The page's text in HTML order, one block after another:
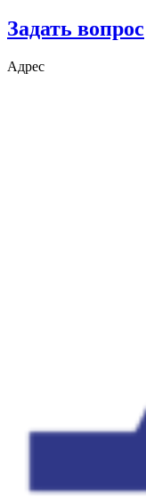
Задать вопрос
Адрес